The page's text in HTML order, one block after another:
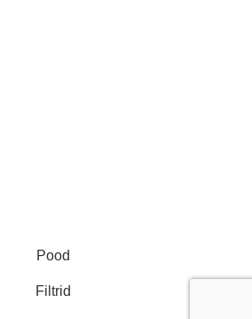
Pood
Filtrid